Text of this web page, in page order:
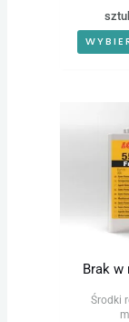
Brak w
Środki